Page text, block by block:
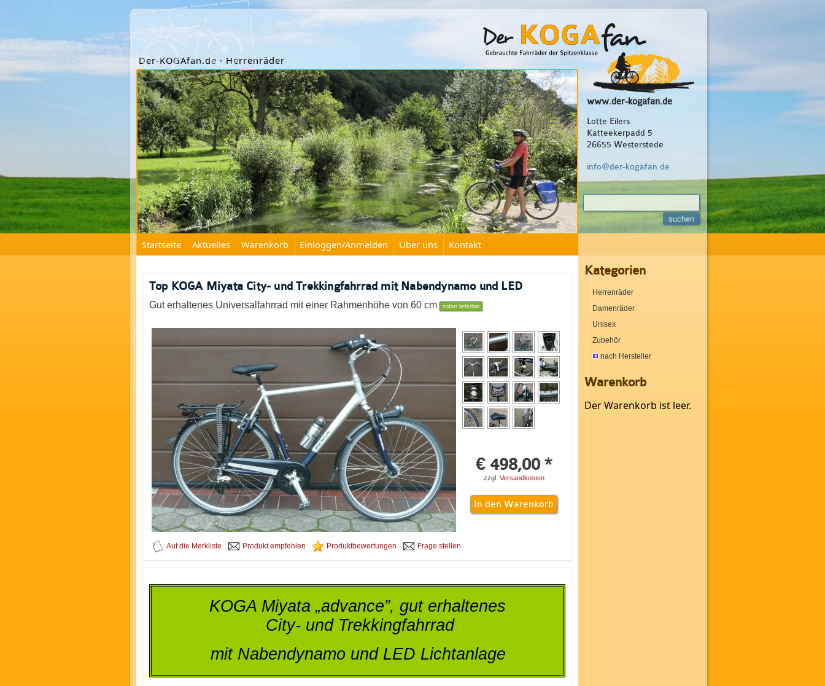
Der-KOGAfan.de · Herrenräder
Startseite Aktuelles Warenkorb Einloggen/Anmelden Über uns Kontakt
www.der-kogafan.de
Lotte Eilers
Katteekerpadd 5
26655 Westerstede
info@der-kogafan.de
Top KOGA Miyata City- und Trekkingfahrrad mit Nabendynamo und LED
Gut erhaltenes Universalfahrrad mit einer Rahmenhöhe von 60 cm sofort lieferbar
€ 498,00 *
zzgl. Versandkosten
Auf die Merkliste Produkt empfehlen Produktbewertungen Frage stellen
KOGA Miyata „advance”, gut erhaltenes
City- und Trekkingfahrrad
mit Nabendynamo und LED Lichtanlage
Kategorien
Herrenräder
Damenräder
Unisex
Zubehör
nach Hersteller
Warenkorb
Der Warenkorb ist leer.